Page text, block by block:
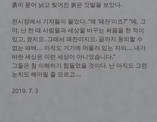
흙이 묻어 낡고 찢어진 붉은 깃발을 보았다.
전시장에서 기자들이 물었다. “왜 ‘패잔’이죠?” “예, 그
야, 난 한 때 사람들과 세상을 바꾸는 싸움을 한 적이
있고, 졌지요. 그래서 패잔이지요. 끝까지 동의할 수
없는 패배…. 아직도 거기에 머물러 있는 자의…. 내가
바란 세상은 이런 세상이 아니었습니다.”
그들은 참 이해하기 힘들었을 것이다. 난 아직도 그런
눈치도 헤아릴 줄 모르고….
2019. 7. 3